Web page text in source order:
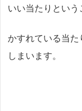
いい当たりという
かすれている当た
しまいます。